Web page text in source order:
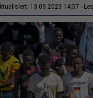
13.09.2023 14:57